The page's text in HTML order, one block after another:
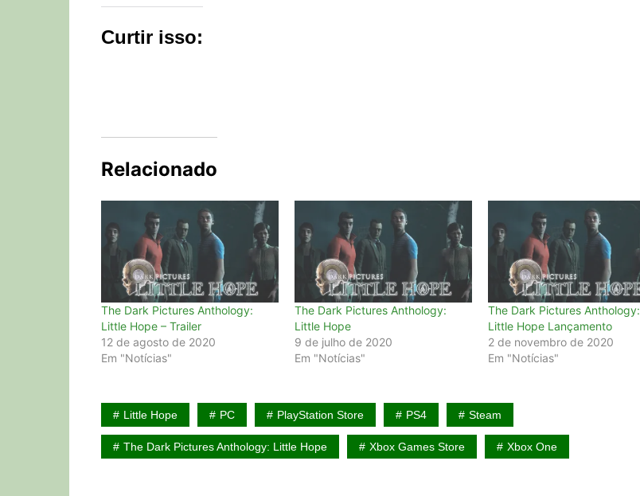
Curtir isso:
Relacionado
The Dark Pictures Anthology:
Little Hope – Trailer
12 de agosto de 2020
Em "Notícias"
The Dark Pictures Anthology:
Little Hope
9 de julho de 2020
Em "Notícias"
The Dark Pictures Anthology:
Little Hope Lançamento
2 de novembro de 2020
Em "Notícias"
Little Hope PC PlayStation Store PS4 Steam
The Dark Pictures Anthology: Little Hope Xbox Games Store Xbox One